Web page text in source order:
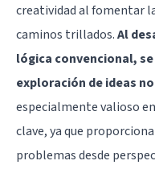
creatividad al fomentar
caminos trillados.Al
lógica convencional,
exploración de ideas
especialmente valioso
clave, ya que
problemas desde